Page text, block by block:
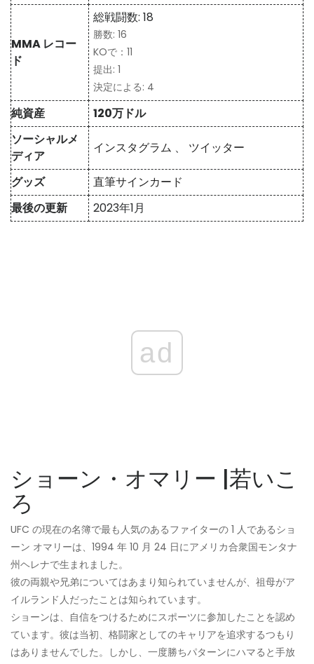
MMA レコー
ド
総戦闘数: 18
勝数: 16
KOで：11
提出: 1
決定による: 4
純資産
120万ドル
ソーシャルメ
ディア
インスタグラム 、 ツイッター
グッズ
直筆サインカード
最後の更新
2023年1月
ad
ショーン・オマリー |若いこ
ろ
UFC の現在の名簿で最も人気のあるファイターの 1 人であるショ
ーン オマリーは、1994 年 10 月 24 日にアメリカ合衆国モンタナ
州ヘレナで生まれました。
彼の両親や兄弟についてはあまり知られていませんが、祖母がア
イルランド人だったことは知られています。
ショーンは、自信をつけるためにスポーツに参加したことを認め
ています。彼は当初、格闘家としてのキャリアを追求するつもり
はありませんでした。しかし、一度勝ちパターンにハマると手放